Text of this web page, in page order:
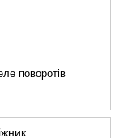
поворотів